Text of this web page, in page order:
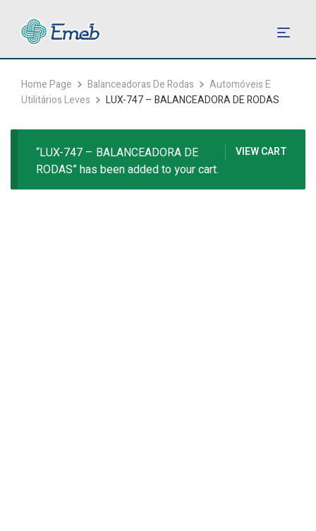
Home Page Balanceadoras De Rodas
Automóveis E
Utilitários Leves
LUX-747 – BALANCEADORA DE RODAS
VIEW CART
“LUX-747 – BALANCEADORA DE
RODAS” has been added to your cart.